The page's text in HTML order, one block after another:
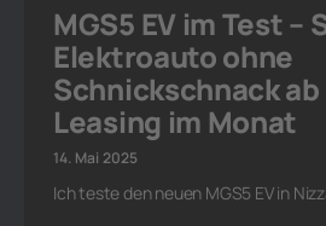
MGS5 EV im Test –
Elektroauto ohne
Schnickschnack
Leasing im Monat
14. Mai 2025
Ich teste den neuen MGS5 EV in